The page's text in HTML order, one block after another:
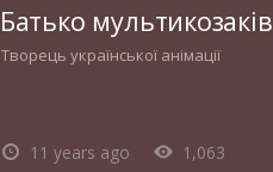
11 years ago 1,063
Батько мультикозаків
Творець української анімації